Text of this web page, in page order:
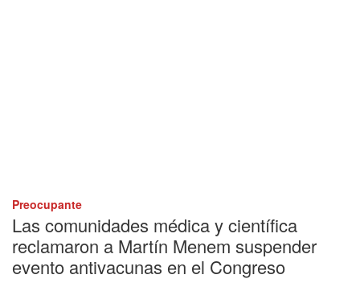
Preocupante
Las comunidades médica y científica
reclamaron a Martín Menem suspender
evento antivacunas en el Congreso